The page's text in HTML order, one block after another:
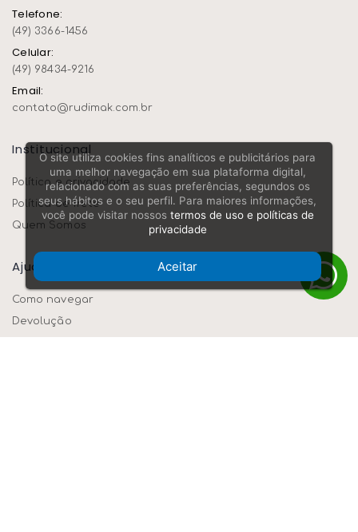
Telefone:
(49) 3366-1456
Celular:
(49) 98434-9216
Email:
contato@rudimak.com.br
Institucional
Política e privacidade
Política de frete
Quem Somos
Ajuda/dúvidas
Como navegar
Devolução
O site utiliza cookies fins analíticos e publicitários para
uma melhor navegação em sua plataforma digital,
relacionado com as suas preferências, segundos os
seus hábitos e o seu perfil. Para maiores informações,
você pode visitar nossos termos de uso e políticas de
privacidade
Aceitar